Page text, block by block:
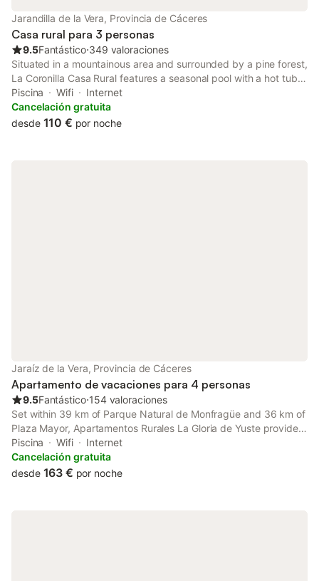
Jarandilla de la Vera, Provincia de Cáceres
Casa rural para 3 personas
9.5Fantástico⋅349 valoraciones
Situated in a mountainous area and surrounded by a pine forest,
La Coronilla Casa Rural features a seasonal pool with a hot tub
and sun loungers. The town of Jarandilla de la Vera is 1.5 km
away.
Piscina Wifi
Internet
Cancelación gratuita
desde 110 € por noche
Jaraíz de la Vera, Provincia de Cáceres
Apartamento de vacaciones para 4 personas
9.5Fantástico⋅154 valoraciones
Set within 39 km of Parque Natural de Monfragüe and 36 km of
Plaza Mayor, Apartamentos Rurales La Gloria de Yuste provides
rooms with air conditioning and a private bathroom in Jaraiz de
la Vera. The property features pool and garden views, and is 7.
Piscina Wifi
Internet
Cancelación gratuita
desde 163 € por noche